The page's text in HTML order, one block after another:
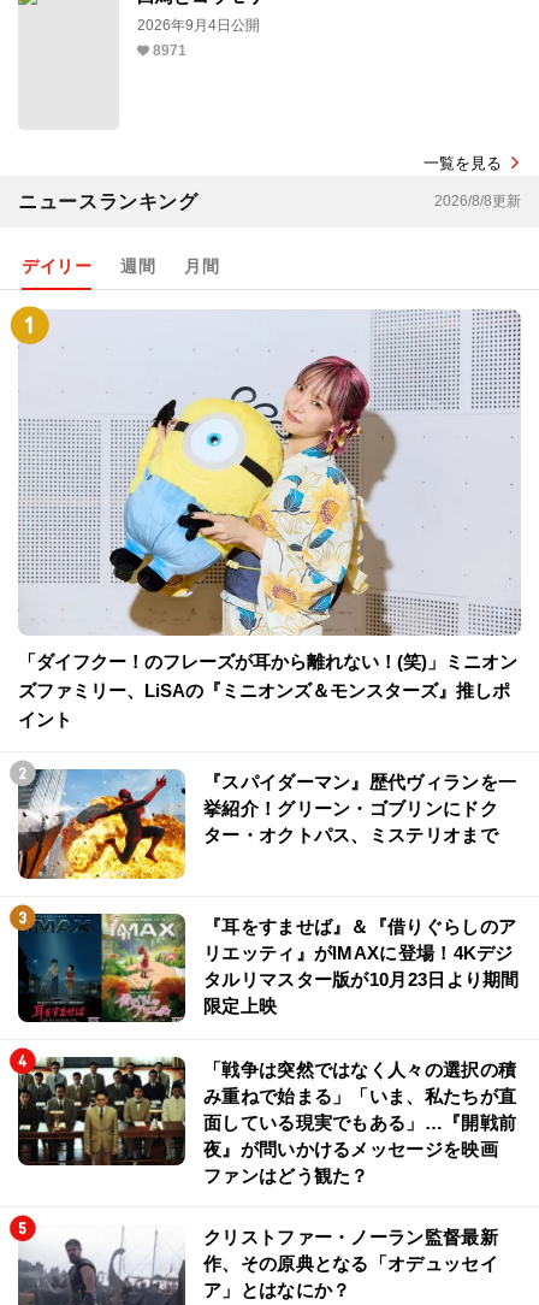
2026年9月4日公開
8971
一覧を見る
ニュースランキング 2026/8/8更新
デイリー 週間 月間
「ダイフクー！のフレーズが耳から離れない！(笑)」ミニオン
ズファミリー、LiSAの『ミニオンズ＆モンスターズ』推しポ
イント
『スパイダーマン』歴代ヴィランを一
挙紹介！グリーン・ゴブリンにドク
ター・オクトパス、ミステリオまで
『耳をすませば』＆『借りぐらしのア
リエッティ』がIMAXに登場！4Kデジ
タルリマスター版が10月23日より期間
限定上映
「戦争は突然ではなく人々の選択の積
み重ねで始まる」「いま、私たちが直
面している現実でもある」…『開戦前
夜』が問いかけるメッセージを映画
ファンはどう観た？
クリストファー・ノーラン監督最新
作、その原典となる「オデュッセイ
ア」とはなにか？